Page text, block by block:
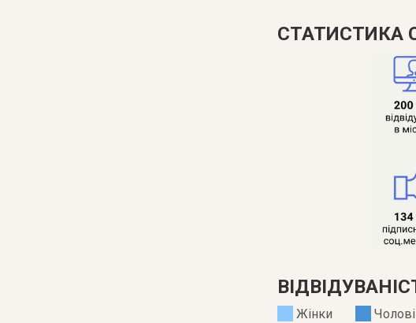
СТАТИСТИКА
Жінки